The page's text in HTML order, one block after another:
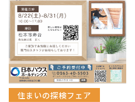
住まいの探検フェア